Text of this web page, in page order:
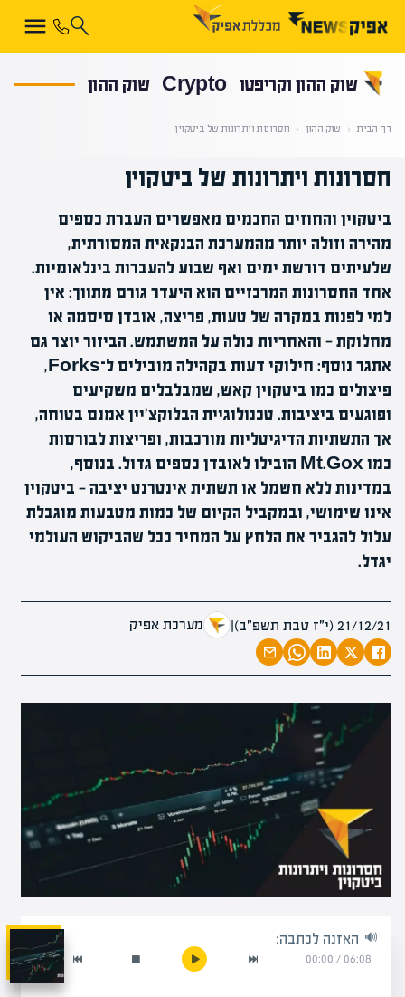
שוק ההון וקריפטו Crypto שוק ההון
דף הבית ‹ שוק ההון ‹ חסרונות ויתרונות של ביטקוין
חסרונות ויתרונות של ביטקוין
ביטקוין והחוזים החכמים מאפשרים העברת כספים
מהירה וזולה יותר מהמערכת הבנקאית המסורתית,
שלעיתים דורשת ימים ואף שבוע להעברות בינלאומיות.
אחד החסרונות המרכזיים הוא היעדר גורם מתווך: אין
למי לפנות במקרה של טעות, פריצה, אובדן סיסמה או
מחלוקת — והאחריות כולה על המשתמש. הביזור יוצר גם
אתגר נוסף: חילוקי דעות בקהילה מובילים ל־Forks,
פיצולים כמו ביטקוין קאש, שמבלבלים משקיעים
ופוגעים ביציבות. טכנולוגיית הבלוקצ'יין אמנם בטוחה,
אך התשתיות הדיגיטליות מורכבות, ופריצות לבורסות
כמו Mt.Gox הובילו לאובדן כספים גדול. בנוסף,
במדינות ללא חשמל או תשתית אינטרנט יציבה — ביטקוין
אינו שימושי, ובמקביל הקיום של כמות מטבעות מוגבלת
עלול להגביר את הלחץ על המחיר ככל שהביקוש העולמי
יגדל.
21/12/21 (י״ז טבת תשפ״ב) | מערכת אפיק
האזנה לכתבה:
06:08
/
00:00